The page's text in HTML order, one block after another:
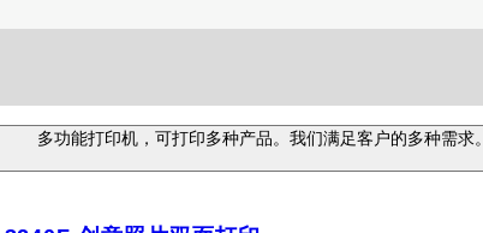
多功能打印机，可打印多种产品。我们满足客户的多种需求。